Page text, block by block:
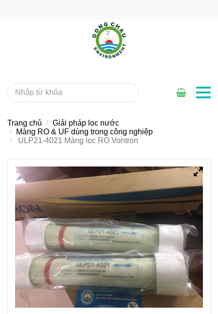
Trang chủ
Giải pháp lọc nước
Màng RO & UF dùng trong công nghiệp
ULP21-4021 Màng lọc RO Vontron